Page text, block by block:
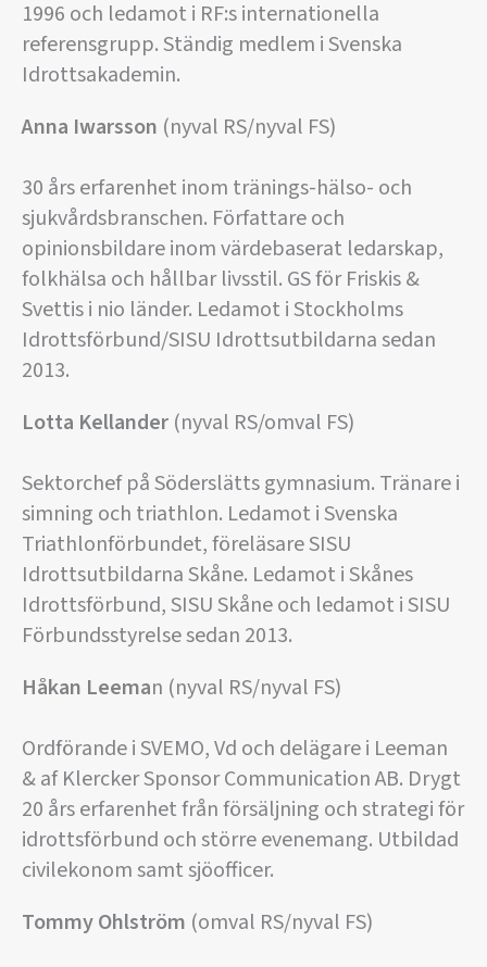
1996 och ledamot i RF:s internationella
referensgrupp. Ständig medlem i Svenska
Idrottsakademin.
Anna Iwarsson (nyval RS/nyval FS)
30 års erfarenhet inom tränings-hälso- och
sjukvårdsbranschen. Författare och
opinionsbildare inom värdebaserat ledarskap,
folkhälsa och hållbar livsstil. GS för Friskis &
Svettis i nio länder. Ledamot i Stockholms
Idrottsförbund/SISU Idrottsutbildarna sedan
2013.
Lotta Kellander (nyval RS/omval FS)
Sektorchef på Söderslätts gymnasium. Tränare i
simning och triathlon. Ledamot i Svenska
Triathlonförbundet, föreläsare SISU
Idrottsutbildarna Skåne. Ledamot i Skånes
Idrottsförbund, SISU Skåne och ledamot i SISU
Förbundsstyrelse sedan 2013.
Håkan Leeman (nyval RS/nyval FS)
Ordförande i SVEMO, Vd och delägare i Leeman
& af Klercker Sponsor Communication AB. Drygt
20 års erfarenhet från försäljning och strategi för
idrottsförbund och större evenemang. Utbildad
civilekonom samt sjöofficer.
Tommy Ohlström (omval RS/nyval FS)